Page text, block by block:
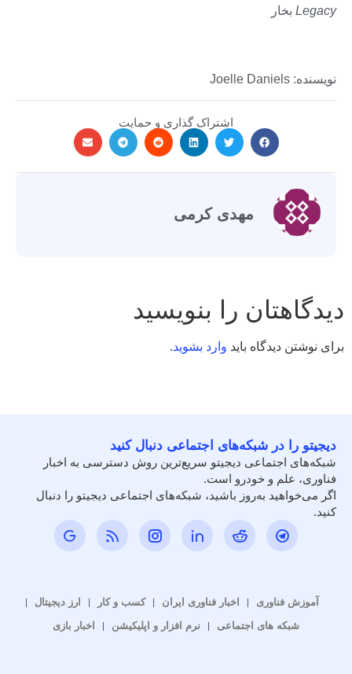
Legacy بخار
نویسنده: Joelle Daniels
اشتراک گذاری و حمایت
مهدی کرمی
دیدگاهتان را بنویسید
برای نوشتن دیدگاه باید وارد بشوید.
دیجیتو را در شبکه‌های اجتماعی دنبال کنید
شبکه‌های اجتماعی دیجیتو سریع‌ترین روش دسترسی به اخبار
فناوری، علم و خودرو است.
اگر می‌خواهید به‌روز باشید، شبکه‌های اجتماعی دیجیتو را دنبال
کنید.
آموزش فناوری اخبار فناوری ایران کسب و کار
ارز دیجیتال
شبکه های اجتماعی
نرم افزار و اپلیکیشن اخبار بازی